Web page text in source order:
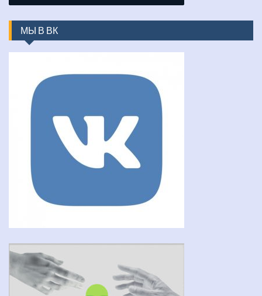
МЫ В ВК